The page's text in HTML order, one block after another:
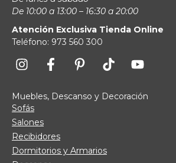
De 10:00 a 13:00 – 16:30 a 20:00
Atención Exclusiva Tienda Online
Teléfono: 973 560 300
Muebles, Descanso y Decoración
Sofás
Salones
Recibidores
Dormitorios y Armarios